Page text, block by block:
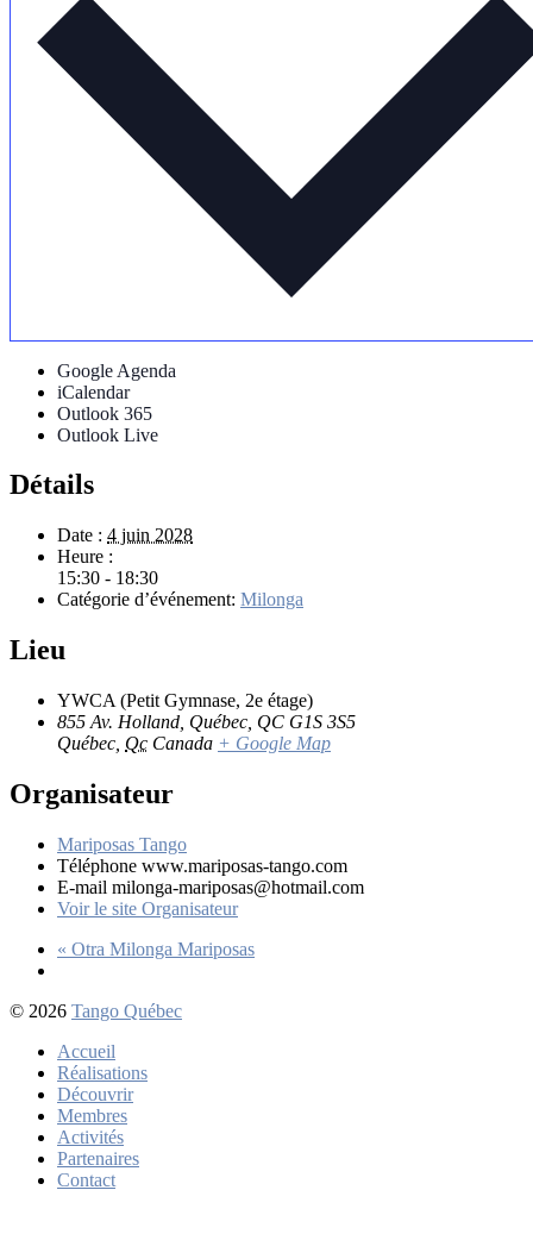
Google Agenda
iCalendar
Outlook 365
Outlook Live
Détails
Date : 4 juin 2028
Heure :
15:30 - 18:30
Catégorie d’événement: Milonga
Lieu
YWCA (Petit Gymnase, 2e étage)
855 Av. Holland, Québec, QC G1S 3S5
Québec Qc Canada + Google Map
Organisateur
Mariposas Tango
Téléphone www.mariposas-tango.com
E-mail milonga-mariposas@hotmail.com
Voir le site Organisateur
« Otra Milonga Mariposas
© 2026 Tango Québec
Accueil
Réalisations
Découvrir
Membres
Activités
Partenaires
Contact